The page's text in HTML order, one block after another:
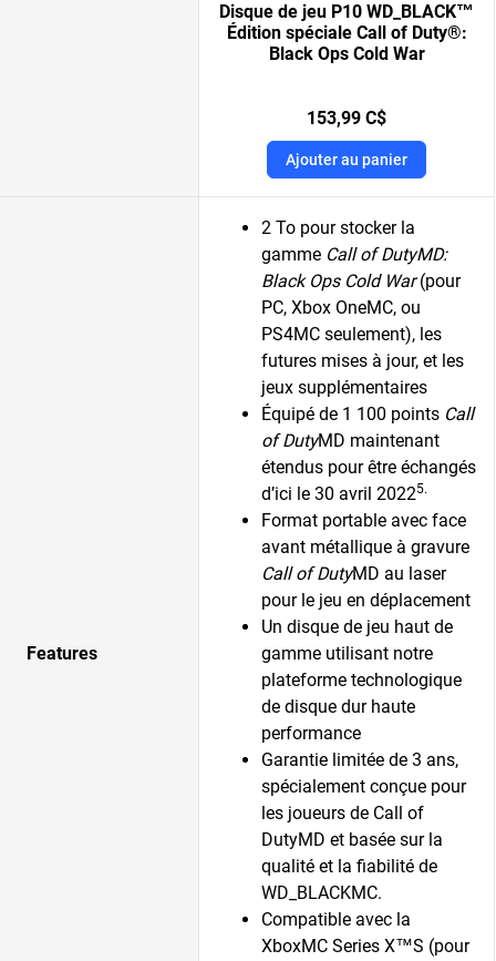
Disque de jeu P10 WD_BLACK™
Édition spéciale Call of Duty®:
Black Ops Cold War
153,99 C$
Ajouter au panier
Features
2 To pour stocker la
gamme Call of DutyMD:
Black Ops Cold War(pour
PC, Xbox OneMC, ou
PS4MC seulement), les
futures mises à jour, et les
jeux supplémentaires
Équipé de 1 100 points Call
of DutyMD maintenant
étendus pour être échangés
d’ici le 30 avril 20225.
Format portable avec face
avant métallique à gravure
Call of DutyMD au laser
pour le jeu en déplacement
Un disque de jeu haut de
gamme utilisant notre
plateforme technologique
de disque dur haute
performance
Garantie limitée de 3 ans,
spécialement conçue pour
les joueurs de Call of
DutyMD et basée sur la
qualité et la fiabilité de
WD_BLACKMC.
Compatible avec la
XboxMC Series X™S (pour